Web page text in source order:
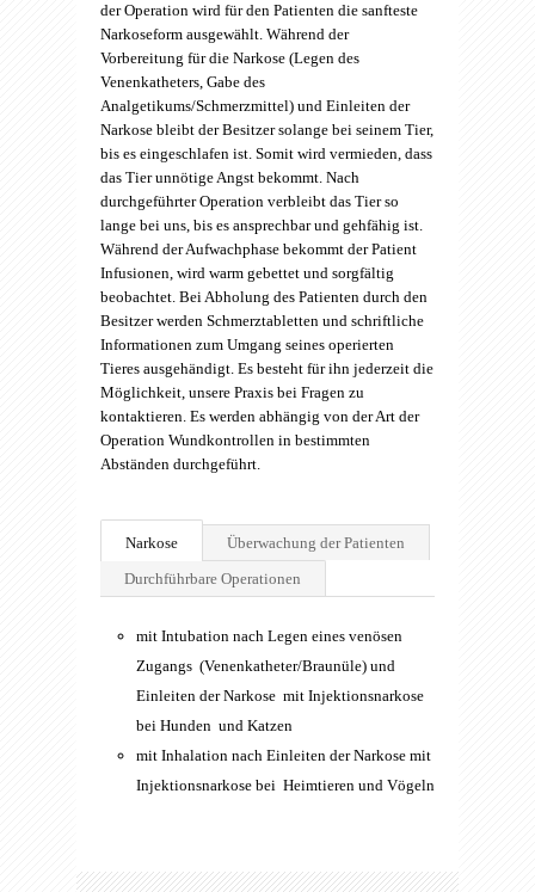
der Operation wird für den Patienten die sanfteste
Narkoseform ausgewählt. Während der
Vorbereitung für die Narkose (Legen des
Venenkatheters, Gabe des
Analgetikums/Schmerzmittel) und Einleiten der
Narkose bleibt der Besitzer solange bei seinem Tier,
bis es eingeschlafen ist. Somit wird vermieden, dass
das Tier unnötige Angst bekommt. Nach
durchgeführter Operation verbleibt das Tier so
lange bei uns, bis es ansprechbar und gehfähig ist.
Während der Aufwachphase bekommt der Patient
Infusionen, wird warm gebettet und sorgfältig
beobachtet. Bei Abholung des Patienten durch den
Besitzer werden Schmerztabletten und schriftliche
Informationen zum Umgang seines operierten
Tieres ausgehändigt. Es besteht für ihn jederzeit die
Möglichkeit, unsere Praxis bei Fragen zu
kontaktieren. Es werden abhängig von der Art der
Operation Wundkontrollen in bestimmten
Abständen durchgeführt.
Narkose
Überwachung der Patienten
Durchführbare Operationen
mit Intubation nach Legen eines venösen
Zugangs (Venenkatheter/Braunüle) und
Einleiten der Narkose mit Injektionsnarkose
bei Hunden und Katzen
mit Inhalation nach Einleiten der Narkose mit
Injektionsnarkose bei Heimtieren und Vögeln